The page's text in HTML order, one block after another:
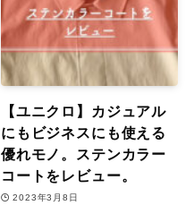
【ユニクロ】カジュアル
にもビジネスにも使える
優れモノ。ステンカラー
コートをレビュー。
2023年3月8日